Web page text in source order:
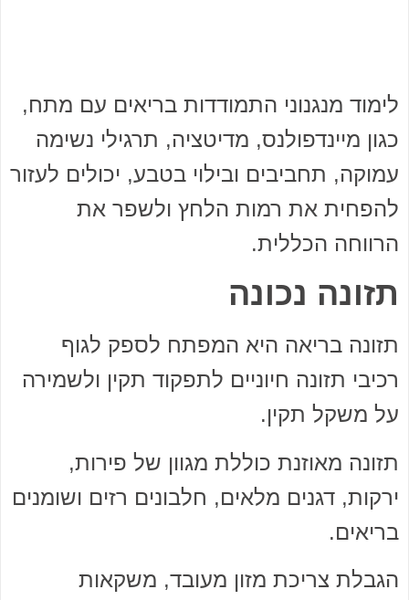
לימוד מנגנוני התמודדות בריאים עם מתח,
כגון מיינדפולנס, מדיטציה, תרגילי נשימה
עמוקה, תחביבים ובילוי בטבע, יכולים לעזור
להפחית את רמות הלחץ ולשפר את
הרווחה הכללית.
תזונה נכונה
תזונה בריאה היא המפתח לספק לגוף
רכיבי תזונה חיוניים לתפקוד תקין ולשמירה
על משקל תקין.
תזונה מאוזנת כוללת מגוון של פירות,
ירקות, דגנים מלאים, חלבונים רזים ושומנים
בריאים.
הגבלת צריכת מזון מעובד, משקאות